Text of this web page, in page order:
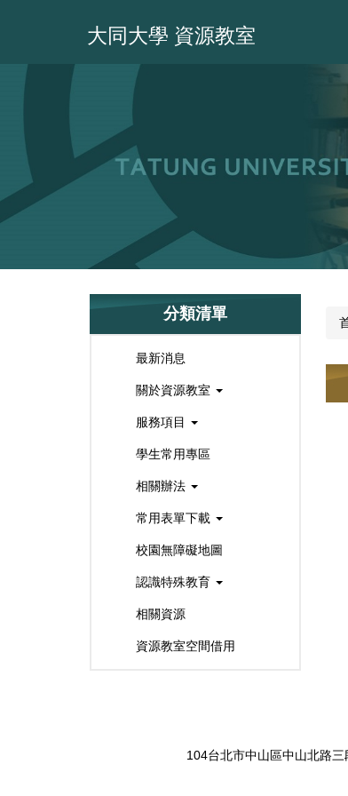
大同大學 資源教室
分類清單
最新消息
關於資源教室
服務項目
學生常用專區
相關辦法
常用表單下載
校園無障礙地圖
認識特殊教育
相關資源
資源教室空間借用
104台北市中山區中山北路三